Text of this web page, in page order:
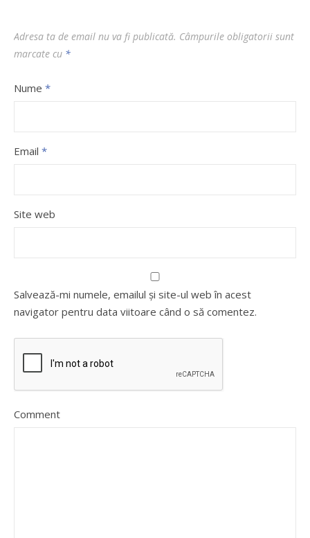
Adresa ta de email nu va fi publicată. Câmpurile obligatorii sunt
marcate cu *
Nume *
Email *
Site web
Salvează-mi numele, emailul și site-ul web în acest
navigator pentru data viitoare când o să comentez.
Comment